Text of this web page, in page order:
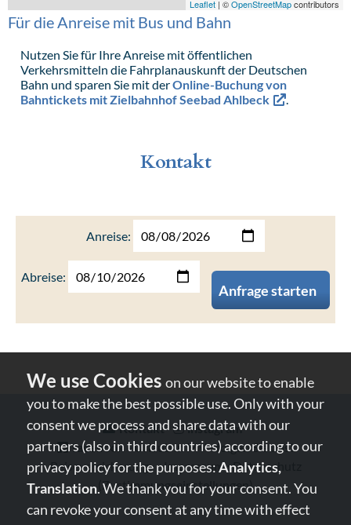
Für die Anreise mit Bus und Bahn
Nutzen Sie für Ihre Anreise mit öffentlichen
Verkehrsmitteln die Fahrplanauskunft der Deutschen
Bahn und sparen Sie mit derOnline-Buchung von
Bahntickets mit Zielbahnhof Seebad Ahlbeck
.
Kontakt
Anreise:
Abreise:
Anfrage starten
Kontakt⋅ instagram⋅
facebook - Urlaub in MV - folgen Sie uns!
Reiseversicherung⋅ ⋅Impressum⋅Datenschutz
(Zustimmungseinstellungen)
on our website to enable
you to make the best possible use. Only with your
consent we process and share data with our
partners (also in third countries) according to our
privacy policy for the purposes:Analytics,
Translation. We thank you for your consent. You
can revoke your consent at any time with effect